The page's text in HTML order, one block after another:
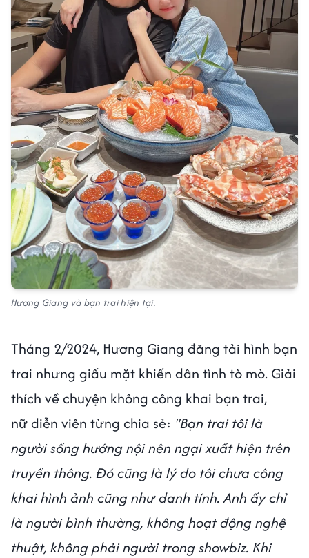
Hương Giang và bạn trai hiện tại.
Tháng 2/2024, Hương Giang đăng tải hình bạn
trai nhưng giấu mặt khiến dân tình tò mò. Giải
thích về chuyện không công khai bạn trai,
nữ diễn viên từng chia sẻ: "Bạn trai tôi là
người sống hướng nội nên ngại xuất hiện trên
truyền thông. Đó cũng là lý do tôi chưa công
khai hình ảnh cũng như danh tính. Anh ấy chỉ
là người bình thường, không hoạt động nghệ
thuật, không phải người trong showbiz. Khi